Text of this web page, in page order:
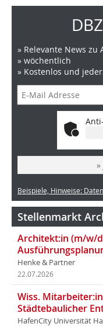
» Relevante News
» wöchentlich
» Kostenlos und
Beispiele, Hinweise:
Stellenmarkt
Architekt:in (m/w/
Henke & Partner
22.07.2026
Wiss.
Städtebaulicher
HafenCity Universität